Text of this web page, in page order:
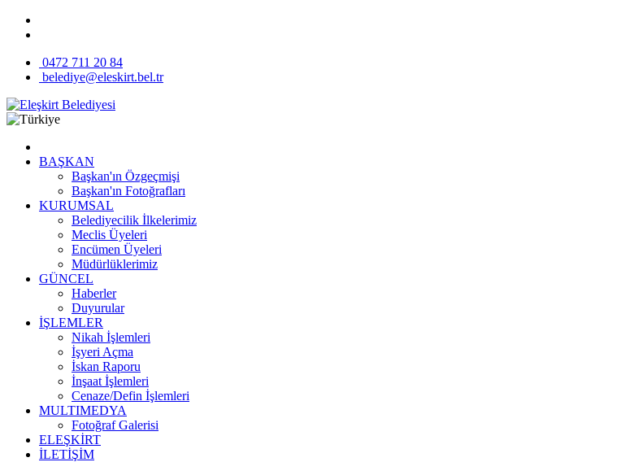
0472 711 20 84
belediye@eleskirt.bel.tr
BAŞKAN
Başkan'ın Özgeçmişi
Başkan'ın Fotoğrafları
KURUMSAL
Belediyecilik İlkelerimiz
Meclis Üyeleri
Encümen Üyeleri
Müdürlüklerimiz
GÜNCEL
Haberler
Duyurular
İŞLEMLER
Nikah İşlemleri
İşyeri Açma
İskan Raporu
İnşaat İşlemleri
Cenaze/Defin İşlemleri
MULTIMEDYA
Fotoğraf Galerisi
ELEŞKİRT
İLETİŞİM